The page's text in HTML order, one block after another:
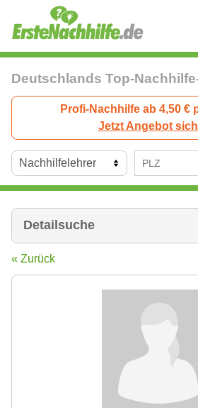
Deutschlands Top-
Profi-Nachhilfe ab 4,50 €
Jetzt Angebot
Detailsuche
« Zurück